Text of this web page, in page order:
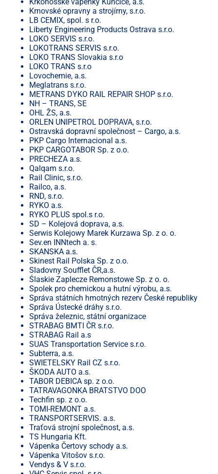
Krnovské opravny a strojírny, s.r.o.
LB CEMIX, spol. s r.o.
Liberty Engineering Products Ostrava s.r.o.
LOKO SERVIS s.r.o.
LOKOTRANS SERVIS s.r.o.
LOKO TRANS Slovakia s.r.o
LOKO TRANS s.r.o
Lovochemie, a.s.
Meglatrans s.r.o.
METRANS DYKO RAIL REPAIR SHOP s.r.o.
NH – TRANS, SE
OHL ŽS, a.s.
ORLEN UNIPETROL DOPRAVA, s.r.o.
Ostravská dopravní společnost – Cargo, a.s.
PKP Cargo Internacional a.s.
PKP CARGOTABOR Sp. z o.o.
PRECHEZA a.s.
Qalqam s.r.o.
Rail Clinic, s.r.o.
Railco, a.s.
RND, s.r.o.
RYKO a.s.
RYKO PLUS spol.s r.o.
SD – Kolejová doprava, a.s.
Serwis Kolejowy Marek Kurzawa Sp. z o. o.
Sev.en INNtech a. s.
SKANSKA a.s.
Skinest Rail Polska Sp. z o.o.
Sladovny Soufflet ČR,a.s.
Ślaskie Zaplecze Remonstowe Sp. z o. o.
Spolek pro chemickou a hutní výrobu, a.s.
Správa státních hmotných rezerv České republiky
Správa Ústecké dráhy s.r.o.
Správa železnic, státní organizace
STRABAG BMTI ČR s.r.o.
STRABAG Rail a.s
SUAS Transportation Service s.r.o.
Subterra, a.s.
SWIETELSKY Rail CZ s.r.o.
ŠKODA AUTO a.s.
TABOR DEBICA sp. z o.o.
TATRAVAGONKA BRATSTVO DOO
Techfin sp. z o.o.
TOMI-REMONT a.s.
TRANSPORTSERVIS. a.s.
Traťová strojní společnost, a.s.
TS Hungaria Kft.
Vápenka Čertovy schody a.s.
Vápenka Vitošov s.r.o.
Vendys & V s.r.o.